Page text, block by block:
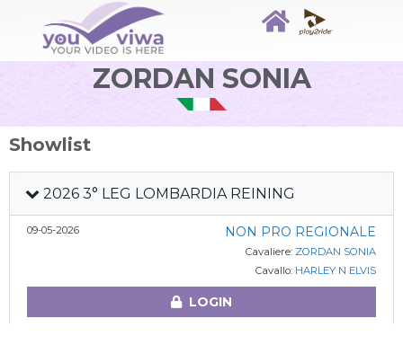
ZORDAN SONIA
Showlist
2026 3° LEG LOMBARDIA REINING
09-05-2026 NON PRO REGIONALE
Cavaliere: ZORDAN SONIA
Cavallo: HARLEY N ELVIS
LOGIN